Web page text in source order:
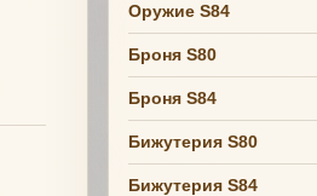
Оружие S84
Броня S80
Броня S84
Бижутерия S80
Бижутерия S84